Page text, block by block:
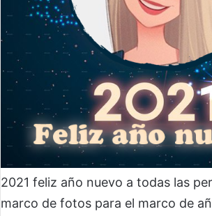
2021 feliz año nuevo a todas las
marco de fotos para el marco de